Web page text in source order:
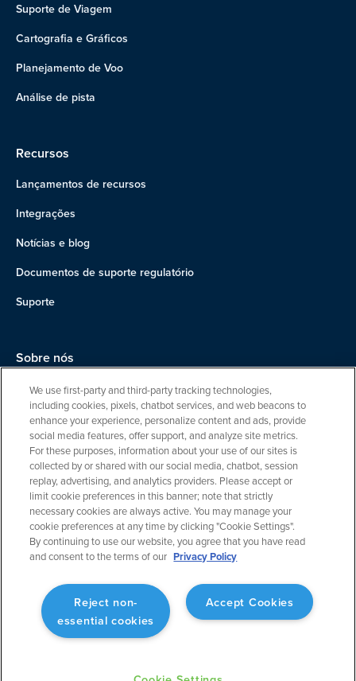
Suporte de Viagem
Cartografia e Gráficos
Planejamento de Voo
Análise de pista
Recursos
Lançamentos de recursos
Integrações
Notícias e blog
Documentos de suporte regulatório
Suporte
Sobre nós
Equipe
Carreiras
Entre em contato
Cookie Settings
Termos de serviço
We use first-party and third-party tracking technologies,
including cookies, pixels, chatbot services, and web beacons to
enhance your experience, personalize content and ads, provide
social media features, offer support, and analyze site metrics.
For these purposes, information about your use of our sites is
collected by or shared with our social media, chatbot, session
replay, advertising, and analytics providers. Please accept or
limit cookie preferences in this banner; note that strictly
necessary cookies are always active. You may manage your
cookie preferences at any time by clicking "Cookie Settings".
By continuing to use our website, you agree that you have read
and consent to the terms of our Privacy Policy
Accept Cookies
Reject non-
essential cookies